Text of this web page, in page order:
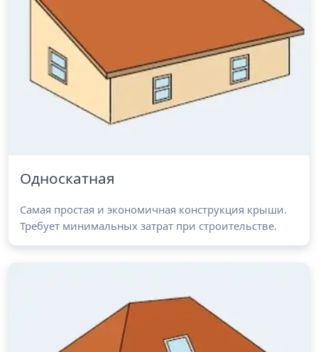
Односкатная
Самая простая и экономичная конструкция крыши.
Требует минимальных затрат при строительстве.